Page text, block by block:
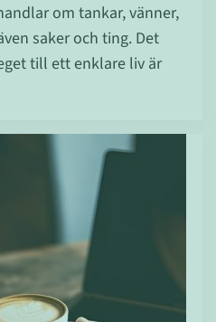
om tankar, vänner,
saker och ting. Det
till ett enklare liv är